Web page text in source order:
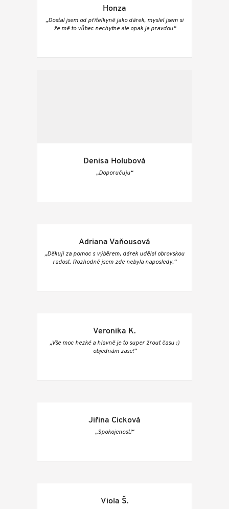
Honza
„Dostal jsem od přítelkyně jako dárek, myslel jsem si
že mě to vůbec nechytne ale opak je pravdou“
Denisa Holubová
„Doporučuju“
Adriana Vaňousová
„Děkuji za pomoc s výběrem, dárek udělal obrovskou
radost. Rozhodně jsem zde nebyla naposledy.“
Veronika K.
„Vše moc hezké a hlavně je to super žrout času :)
objednám zase!“
Jiřina Cicková
„Spokojenost!“
Viola Š.